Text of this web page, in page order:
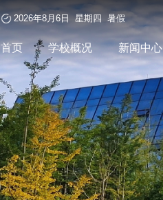
2026年8月6日 星期四 暑假
首页 学校概况 新闻中心